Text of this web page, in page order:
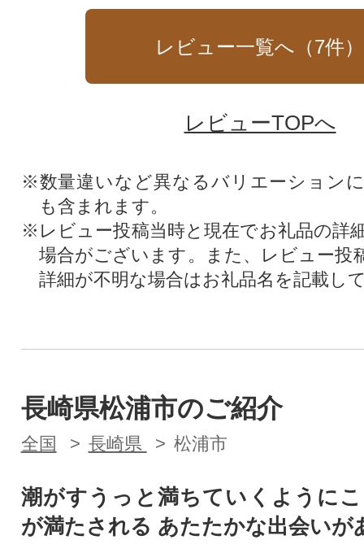
レビュー一覧へ（7件）
レビューTOPへ
※数量違いなど異なるバリエーション
も含まれます。
※レビュー投稿当時と現在でお礼品の詳
場合がございます。また、レビュー投
詳細が不明な場合はお礼品名を記載し
長崎県松浦市のご紹介
全国 長崎県 松浦市
潮がすうっと満ちていくように
が満たされる あたたかな出会いが